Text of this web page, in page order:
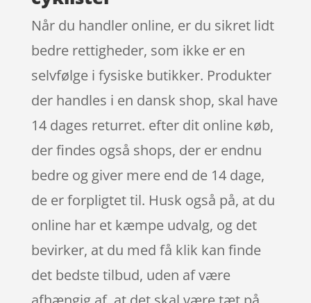
Når du handler online, er du sikret lidt
bedre rettigheder, som ikke er en
selvfølge i fysiske butikker. Produkter
der handles i en dansk shop, skal have
14 dages returret. efter dit online køb,
der findes også shops, der er endnu
bedre og giver mere end de 14 dage,
de er forpligtet til. Husk også på, at du
online har et kæmpe udvalg, og det
bevirker, at du med få klik kan finde
det bedste tilbud, uden af være